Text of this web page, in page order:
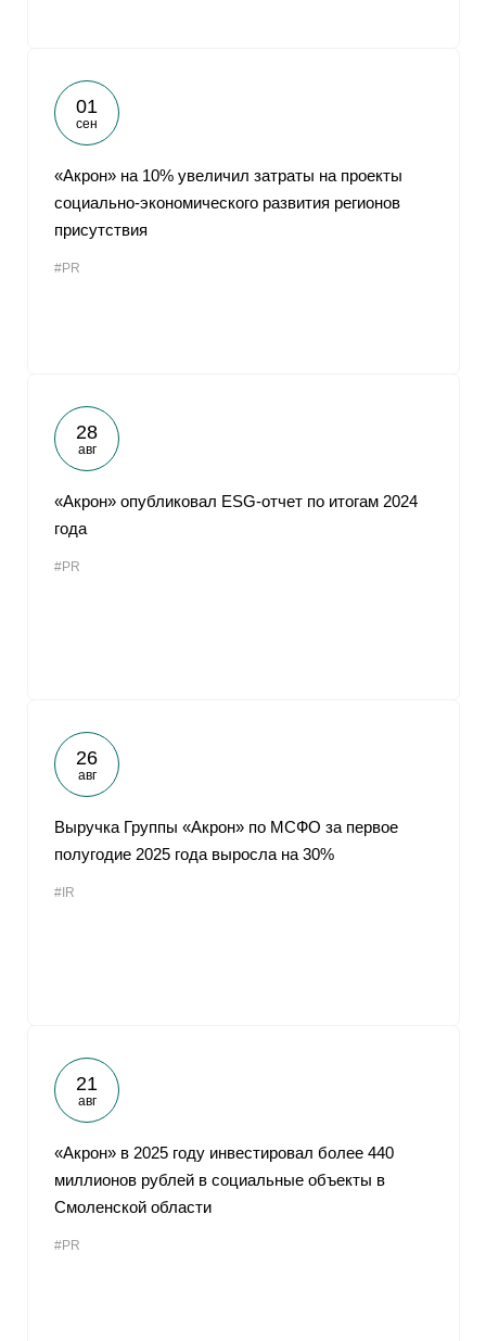
01
сен
«Акрон» на 10% увеличил затраты на проекты
социально-экономического развития регионов
присутствия
#PR
28
авг
«Акрон» опубликовал ESG-отчет по итогам 2024
года
#PR
26
авг
Выручка Группы «Акрон» по МСФО за первое
полугодие 2025 года выросла на 30%
#IR
21
авг
«Акрон» в 2025 году инвестировал более 440
миллионов рублей в социальные объекты в
Смоленской области
#PR